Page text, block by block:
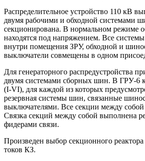
Распределительное устройство 110 кВ
двумя рабочими и обходной системами
секционирована. В нормальном режиме
находятся под напряжением. Все
внутри помещения ЗРУ, обходной и
выключатели совмещены в одном
Для генераторного распредустройства
двумя систе­мами сборных шин. В ГРУ-6
(I-VI), для каждой из которых
резервная системы шин, связанные
выключателями. Все секции между собой
Связка секций между собой выполнена
фидерами связи.
Произведен выбор секционного
токов КЗ.